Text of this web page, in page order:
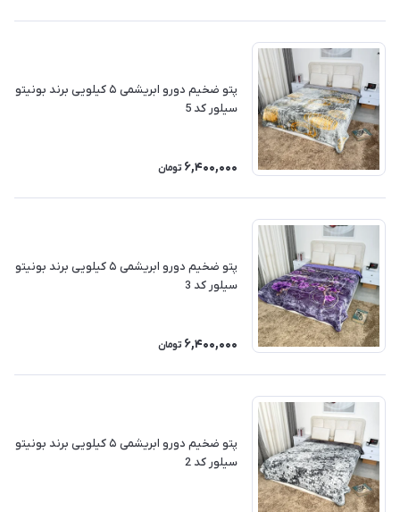
پتو ضخیم دورو ابریشمی ۵ کیلویی برند بونیتو
سیلور کد 5
6,400,000 تومان
پتو ضخیم دورو ابریشمی ۵ کیلویی برند بونیتو
سیلور کد 3
6,400,000 تومان
پتو ضخیم دورو ابریشمی ۵ کیلویی برند بونیتو
سیلور کد 2